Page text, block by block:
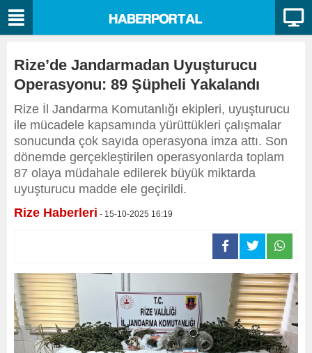
Rize’de Jandarmadan Uyuşturucu
Operasyonu: 89 Şüpheli Yakalandı
Rize İl Jandarma Komutanlığı ekipleri, uyuşturucu
ile mücadele kapsamında yürüttükleri çalışmalar
sonucunda çok sayıda operasyona imza attı. Son
dönemde gerçekleştirilen operasyonlarda toplam
87 olaya müdahale edilerek büyük miktarda
uyuşturucu madde ele geçirildi.
Rize Haberleri - 15-10-2025 16:19